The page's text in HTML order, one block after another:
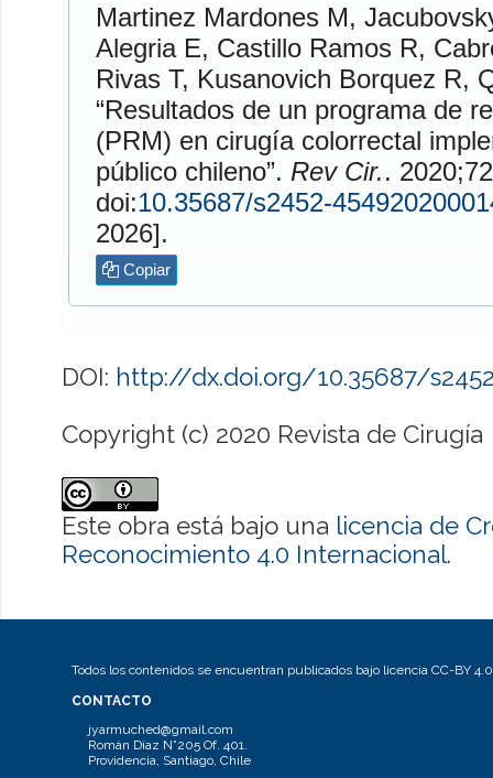
Martinez MardonesM,
AlegriaE, Castillo RamosR,
RivasT, Kusanovich Borquez R,
“Resultados de un programa de
(PRM) en cirugía colorrectal
público chileno”. Rev Cir.. 2020;72(1).
doi:10.35687/s2452-
2026].
Copiar
DOI: http://dx.doi.org/10.35687/
Copyright (c) 2020 Revista de Cirugía
Este obra está bajo una licencia de
Reconocimiento 4.0 Internacional.
Todos los contenidos se encuentran publicados bajo licencia CC-BY 4.0
CONTACTO
jyarmuched@gmail.com
Román Díaz N°205 Of. 401.
Providencia, Santiago, Chile